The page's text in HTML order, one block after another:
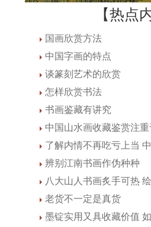
【热点
国画欣赏方法
中国字画的特点
谈篆刻艺术的欣赏
怎样欣赏书法
书画鉴藏有讲究
中国山水画收藏鉴赏注重
了解内情不再吃亏上当
辨别江南书画作伪种种
八大山人书画炙手可热
老货不一定是真货
墨锭实用又具收藏价值